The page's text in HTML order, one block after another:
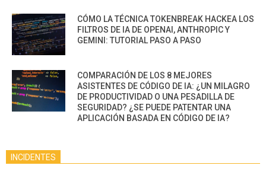
CÓMO LA TÉCNICA TOKENBREAK HACKEA LOS
FILTROS DE IA DE OPENAI, ANTHROPIC Y
GEMINI: TUTORIAL PASO A PASO
COMPARACIÓN DE LOS 8 MEJORES
ASISTENTES DE CÓDIGO DE IA: ¿UN MILAGRO
DE PRODUCTIVIDAD O UNA PESADILLA DE
SEGURIDAD? ¿SE PUEDE PATENTAR UNA
APLICACIÓN BASADA EN CÓDIGO DE IA?
INCIDENTES